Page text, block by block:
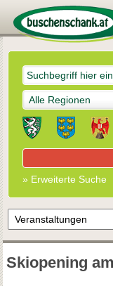
Alle Regionen
» Erweiterte Suche
Skiopening